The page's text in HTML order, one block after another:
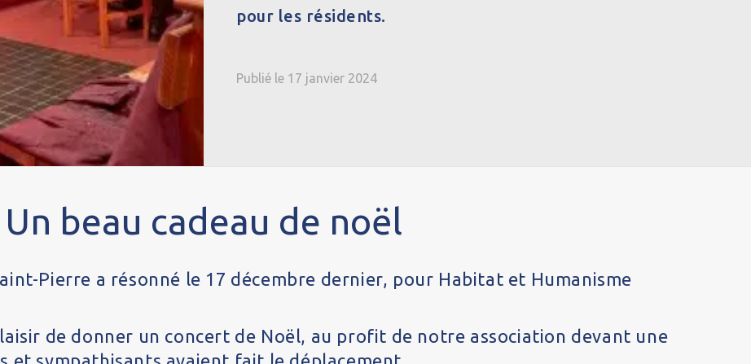
pour les résidents.
Publié le 17 janvier 2024
Un beau cadeau de noël
Pierre a résonné le 17 décembre dernier, pour Habitat et Humanisme
de donner un concert de Noël, au profit de notre association devant une